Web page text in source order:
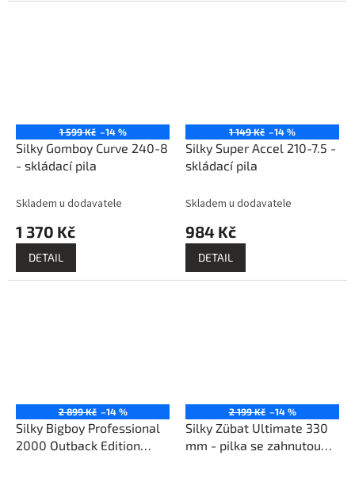
1 599 Kč –14 %
Silky Gomboy Curve 240-8
- skládací pila
Skladem u dodavatele
1 370 Kč
DETAIL
1 149 Kč –14 %
Silky Super Accel 210-7.5 -
skládací pila
Skladem u dodavatele
984 Kč
DETAIL
2 899 Kč –14 %
Silky Bigboy Professional
2000 Outback Edition
2 199 Kč –14 %
Silky Zübat Ultimate 330
mm - pilka se zahnutou